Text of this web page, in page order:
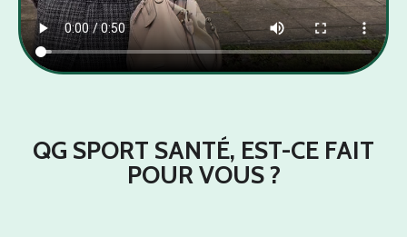
QG SPORT SANTÉ, EST-CE FAIT
POUR VOUS ?